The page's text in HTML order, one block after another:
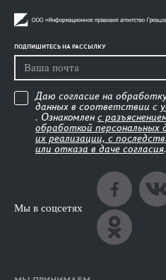
ПОДПИШИТЕСЬ НА РАССЫЛКУ
Даю согласие на
данных в соответствии с
. Ознакомлен с
обработкой персональных
их реализации, с
или отказа в даче согласия.
Мы в соцсетях